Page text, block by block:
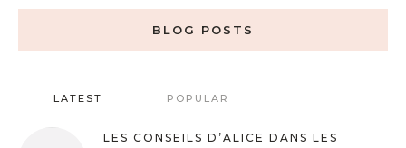
BLOG POSTS
LATEST POPULAR
LES CONSEILS D’ALICE DANS LES